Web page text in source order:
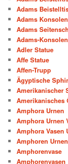
Adams
Adams
Adams
Adams-
Adler Statue
Affe Statue
Affen-Trupp
Ägyptische
Amerikanischer
Amerikanisches
Amphora Urnen
Amphora Urnen
Amphora Vasen
Amphoren Urnen
Amphorenvase
Amphorenvasen